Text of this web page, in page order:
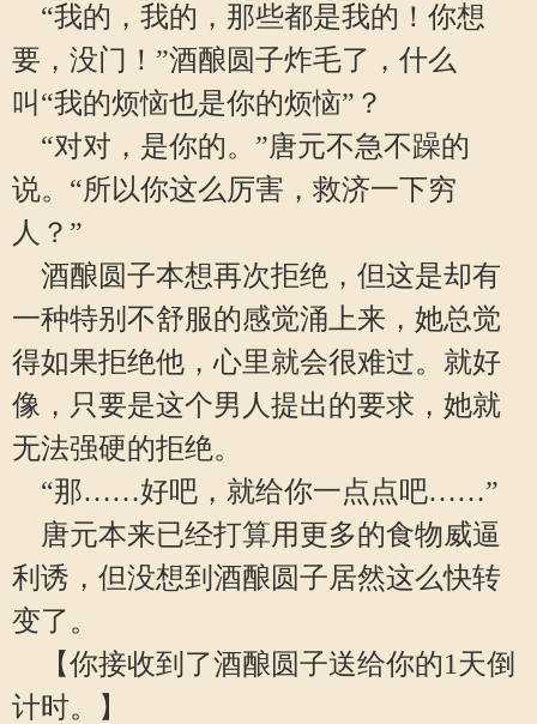
“我的，我的，那些都是我的！你想
要，没门！”酒酿圆子炸毛了，什么
叫“我的烦恼也是你的烦恼”？
“对对，是你的。”唐元不急不躁的
说。“所以你这么厉害，救济一下穷
人？”
酒酿圆子本想再次拒绝，但这是却有
一种特别不舒服的感觉涌上来，她总觉
得如果拒绝他，心里就会很难过。就好
像，只要是这个男人提出的要求，她就
无法强硬的拒绝。
“那……好吧，就给你一点点吧……”
唐元本来已经打算用更多的食物威逼
利诱，但没想到酒酿圆子居然这么快转
变了。
【你接收到了酒酿圆子送给你的1天倒
计时。】